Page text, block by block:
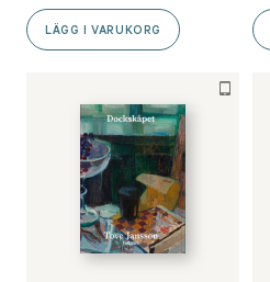
LÄGG I VARUKORG